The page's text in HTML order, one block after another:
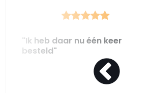
"Ik heb daar nu één keer
besteld"